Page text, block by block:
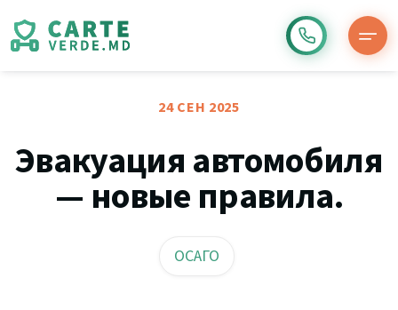
24 СЕН 2025
Эвакуация автомобиля
— новые правила.
ОСАГО